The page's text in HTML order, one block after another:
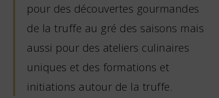
pour des découvertes gourmandes
de la truffe au gré des saisons mais
aussi pour des ateliers culinaires
uniques et des formations et
initiations autour de la truffe.